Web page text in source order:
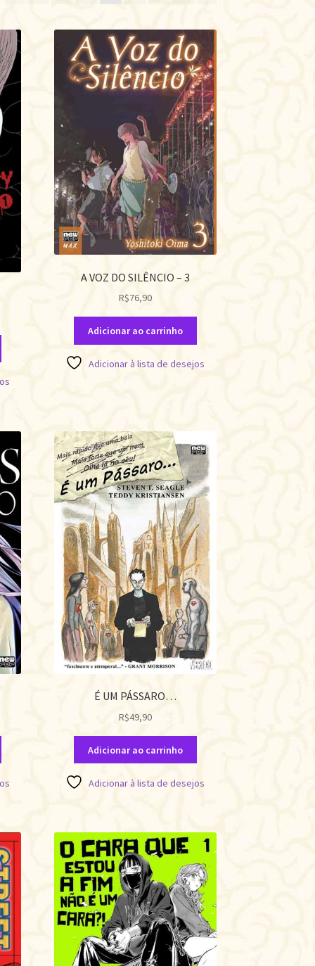
A VOZ DO SILÊNCIO – 3
R$76,90
Adicionar ao carrinho
Adicionar à lista de desejos
É UM PÁSSARO…
R$49,90
Adicionar ao carrinho
Adicionar à lista de desejos